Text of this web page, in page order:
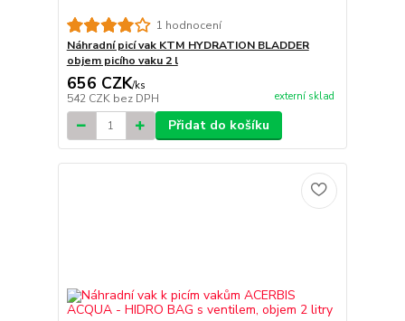
1 hodnocení
Náhradní picí vak KTM HYDRATION BLADDER
objem picího vaku 2 l
656 CZK/ks
542 CZK bez DPH externí sklad
Přidat do košíku